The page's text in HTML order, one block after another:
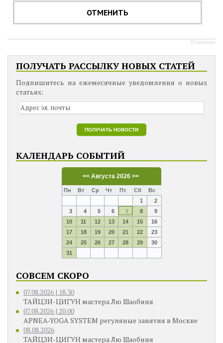
ОТМЕНИТЬ
JComments
ПОЛУЧАТЬ РАССЫЛКУ НОВЫХ СТАТЕЙ
Подпишитесь на ежемесячные уведомления о новых
статьях:
КАЛЕНДАРЬ СОБЫТИЙ
<< Августа 2026 >>
Пн Вт Ср Чт Пт Сб
Вс
1
2
3
4 5 6 7 8
9
10
11 12 13 14 15
16
17
18 19 20 21 22
23
24
25 26 27 28 29
30
31
СОВСЕМ СКОРО
07.08.2026 | 18.30
ТАЙЦЗИ-ЦИГУН мастера Лю Шаобиня
07.08.2026 | 20.00
APNEA-YOGA SYSTEM регуляные занятия в Москве
08.08.2026
ТАЙЦЗИ-ЦИГУН мастера Лю Шаобиня